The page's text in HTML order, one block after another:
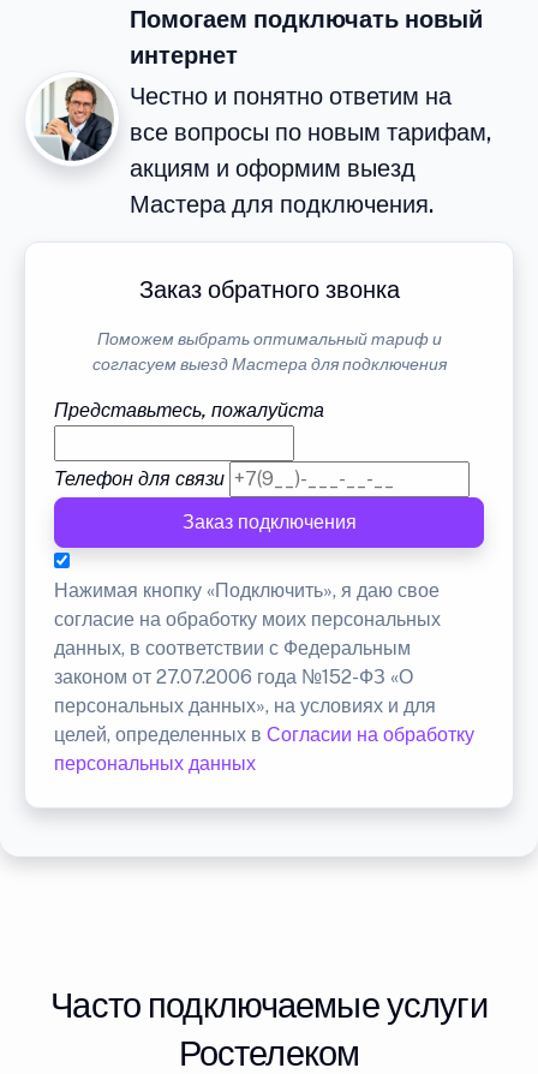
Помогаем подключать новый
интернет
Честно и понятно ответим на
все вопросы по новым тарифам,
акциям и оформим выезд
Мастера для подключения.
Заказ обратного звонка
Поможем выбрать оптимальный тариф и
согласуем выезд Мастера для подключения
Представьтесь, пожалуйста
Телефон для связи
Заказ подключения
Нажимая кнопку «Подключить», я даю свое
согласие на обработку моих персональных
данных, в соответствии с Федеральным
законом от 27.07.2006 года №152-ФЗ «О
персональных данных», на условиях и для
целей, определенных в Согласии на обработку
персональных данных
Часто подключаемые услуги
Ростелеком